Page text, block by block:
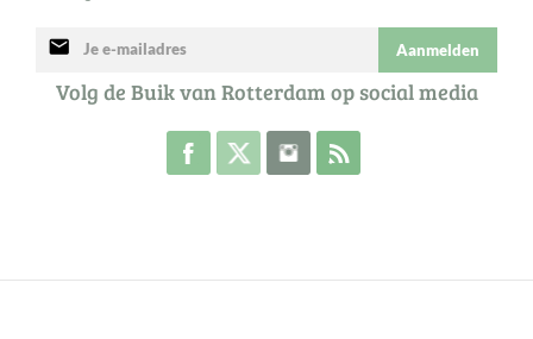
mail Aanmelden
Volg de Buik van Rotterdam op social media
Volg de Buik op Facebook
Volg de Buik op Twitter
Volg de Buik op Instagram